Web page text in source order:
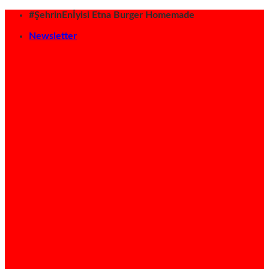
İçeriğe#ŞehrinEnİyisi Etna Burger Homemade
Newsletter